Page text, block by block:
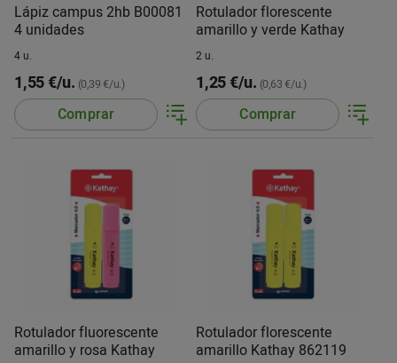
Lápiz campus 2hb B00081
4 unidades
4 u.
1,55 €/u. (0,39 €/u.)
Comprar
Rotulador florescente
amarillo y verde Kathay
2 u.
1,25 €/u. (0,63 €/u.)
Comprar
Rotulador fluorescente
amarillo y rosa Kathay
Rotulador florescente
amarillo Kathay 862119